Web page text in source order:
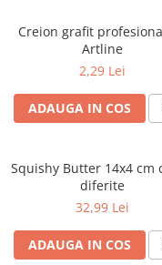
Rigle și Echere
Raportoare
Compasuri
Truse geometrie
Ghiozdane și rucsacuri
Ghiozdane școlare
Rucsacuri
Ghiozdane pentru
Afaceri și economie
Religie și spiritualitate
Știință și tehnologie
Gastronomie și hobby
Filosofie și eseuri
Dicționare și ghiduri de
Literatură în limbi străine
Jucării pentru apă și
Jucării din lemn
Outdoor
Roboți
Creion grafit
Artline
2,29 Lei
ADAUGA IN COS
Squishy Butter 14x4 cm
diferite
32,99 Lei
ADAUGA IN COS